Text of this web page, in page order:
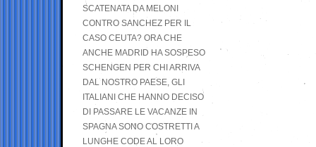
SCATENATA DA MELONI
CONTRO SANCHEZ PER IL
CASO CEUTA? ORA CHE
ANCHE MADRID HA SOSPESO
SCHENGEN PER CHI ARRIVA
DAL NOSTRO PAESE, GLI
ITALIANI CHE HANNO DECISO
DI PASSARE LE VACANZE IN
SPAGNA SONO COSTRETTI A
LUNGHE CODE AL LORO